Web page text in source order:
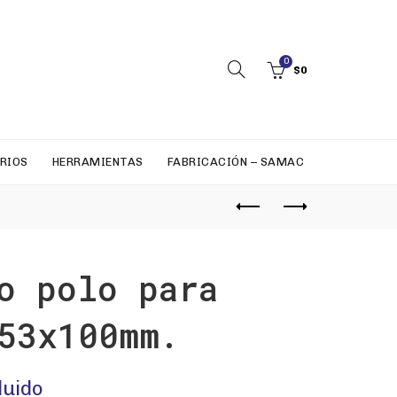
0
$0
HERRAMIENTAS FABRICACIÓN – SAMAC
polo para